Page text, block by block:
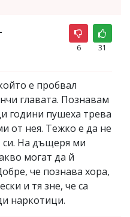
6 31
е пробвал
главата. Познавам
години пушеха трева
от нея. Тежко е да не
На дъщеря ми
могат да й
че познава хора,
и тя зне, че са
наркотици.